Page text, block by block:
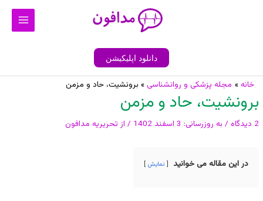
Main
دانلود اپلیکیشن
خانه مجله پزشکی و روانشناسی برونشیت، حاد و مزمن
برونشیت، حاد و مزمن
2 دیدگاه / به روزرسانی: / از تحریریه مدافون
در این مقاله می خوانید نمایش
پیمایش
نوشته